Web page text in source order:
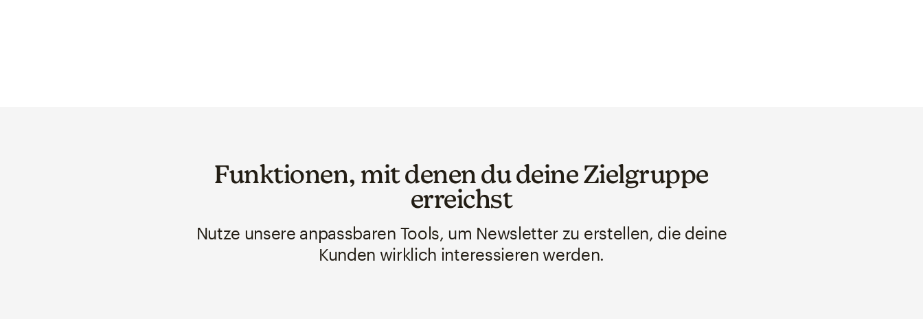
Funktionen, mit denen du deine Zielgruppe
erreichst
Nutze unsere anpassbaren Tools, um Newsletter zu erstellen, die deine
Kunden wirklich interessieren werden.